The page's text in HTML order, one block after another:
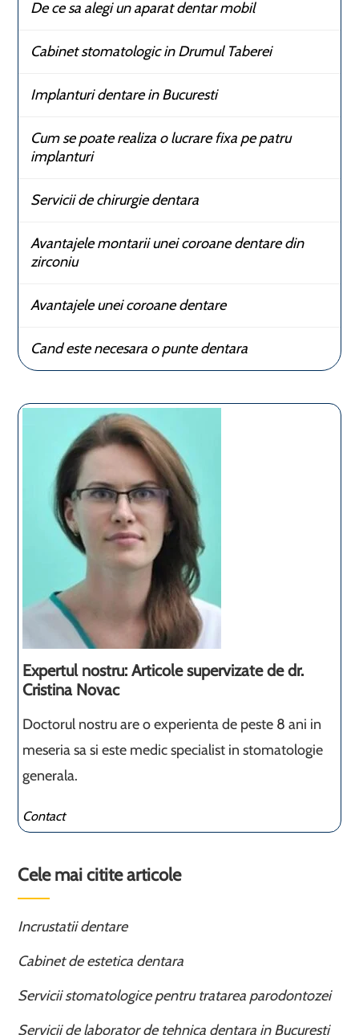
De ce sa alegi un aparat dentar mobil
Cabinet stomatologic in Drumul Taberei
Implanturi dentare in Bucuresti
Cum se poate realiza o lucrare fixa pe patru
implanturi
Servicii de chirurgie dentara
Avantajele montarii unei coroane dentare din
zirconiu
Avantajele unei coroane dentare
Cand este necesara o punte dentara
Expertul nostru: Articole supervizate de dr.
Cristina Novac
Doctorul nostru are o experienta de peste 8 ani in
meseria sa si este medic specialist in stomatologie
generala.
Contact
Cele mai citite articole
Incrustatii dentare
Cabinet de estetica dentara
Servicii stomatologice pentru tratarea parodontozei
Servicii de laborator de tehnica dentara in Bucuresti